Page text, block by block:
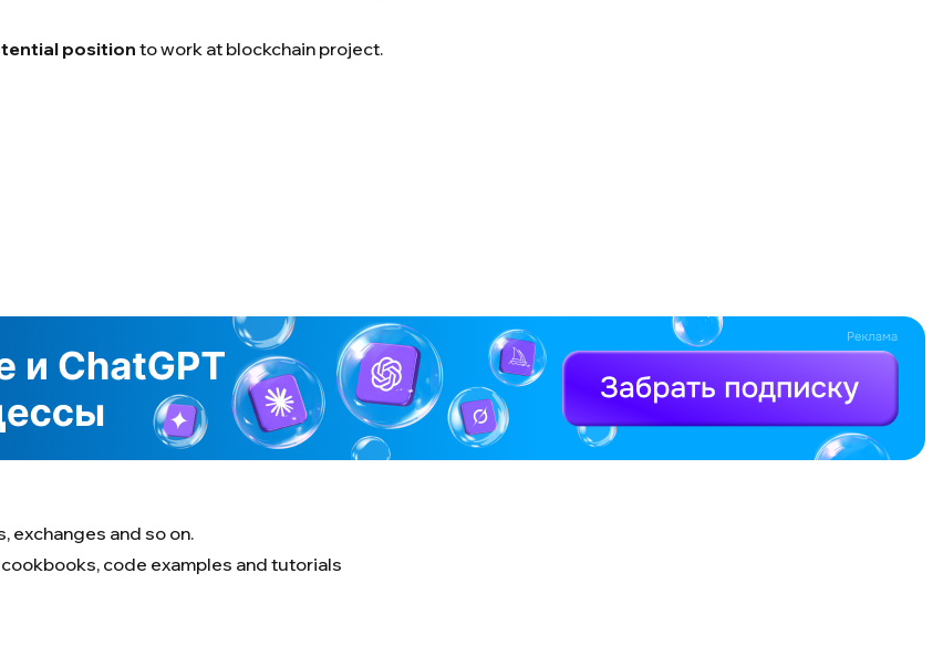
position to work at blockchain project.
exchanges and so on.
code examples and tutorials